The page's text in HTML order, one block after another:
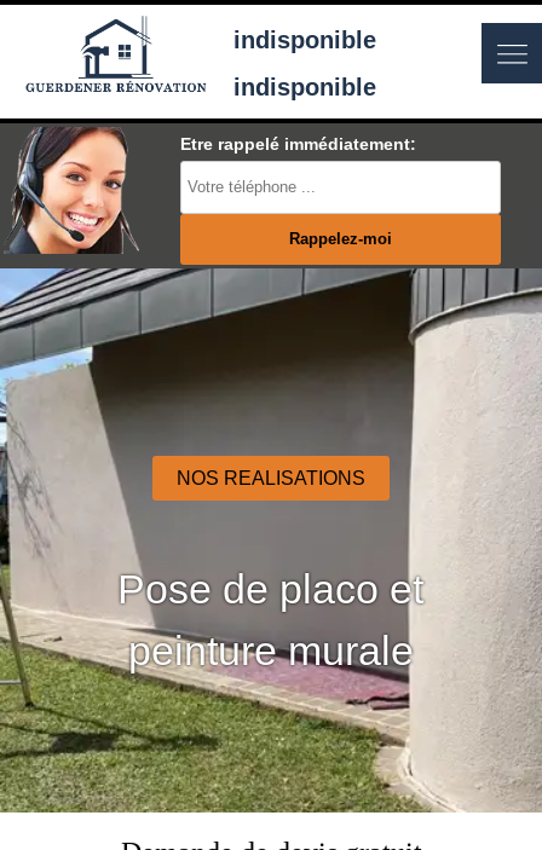
indisponible
indisponible
Etre rappelé immédiatement:
NOS REALISATIONS
Pose de placo et
peinture murale